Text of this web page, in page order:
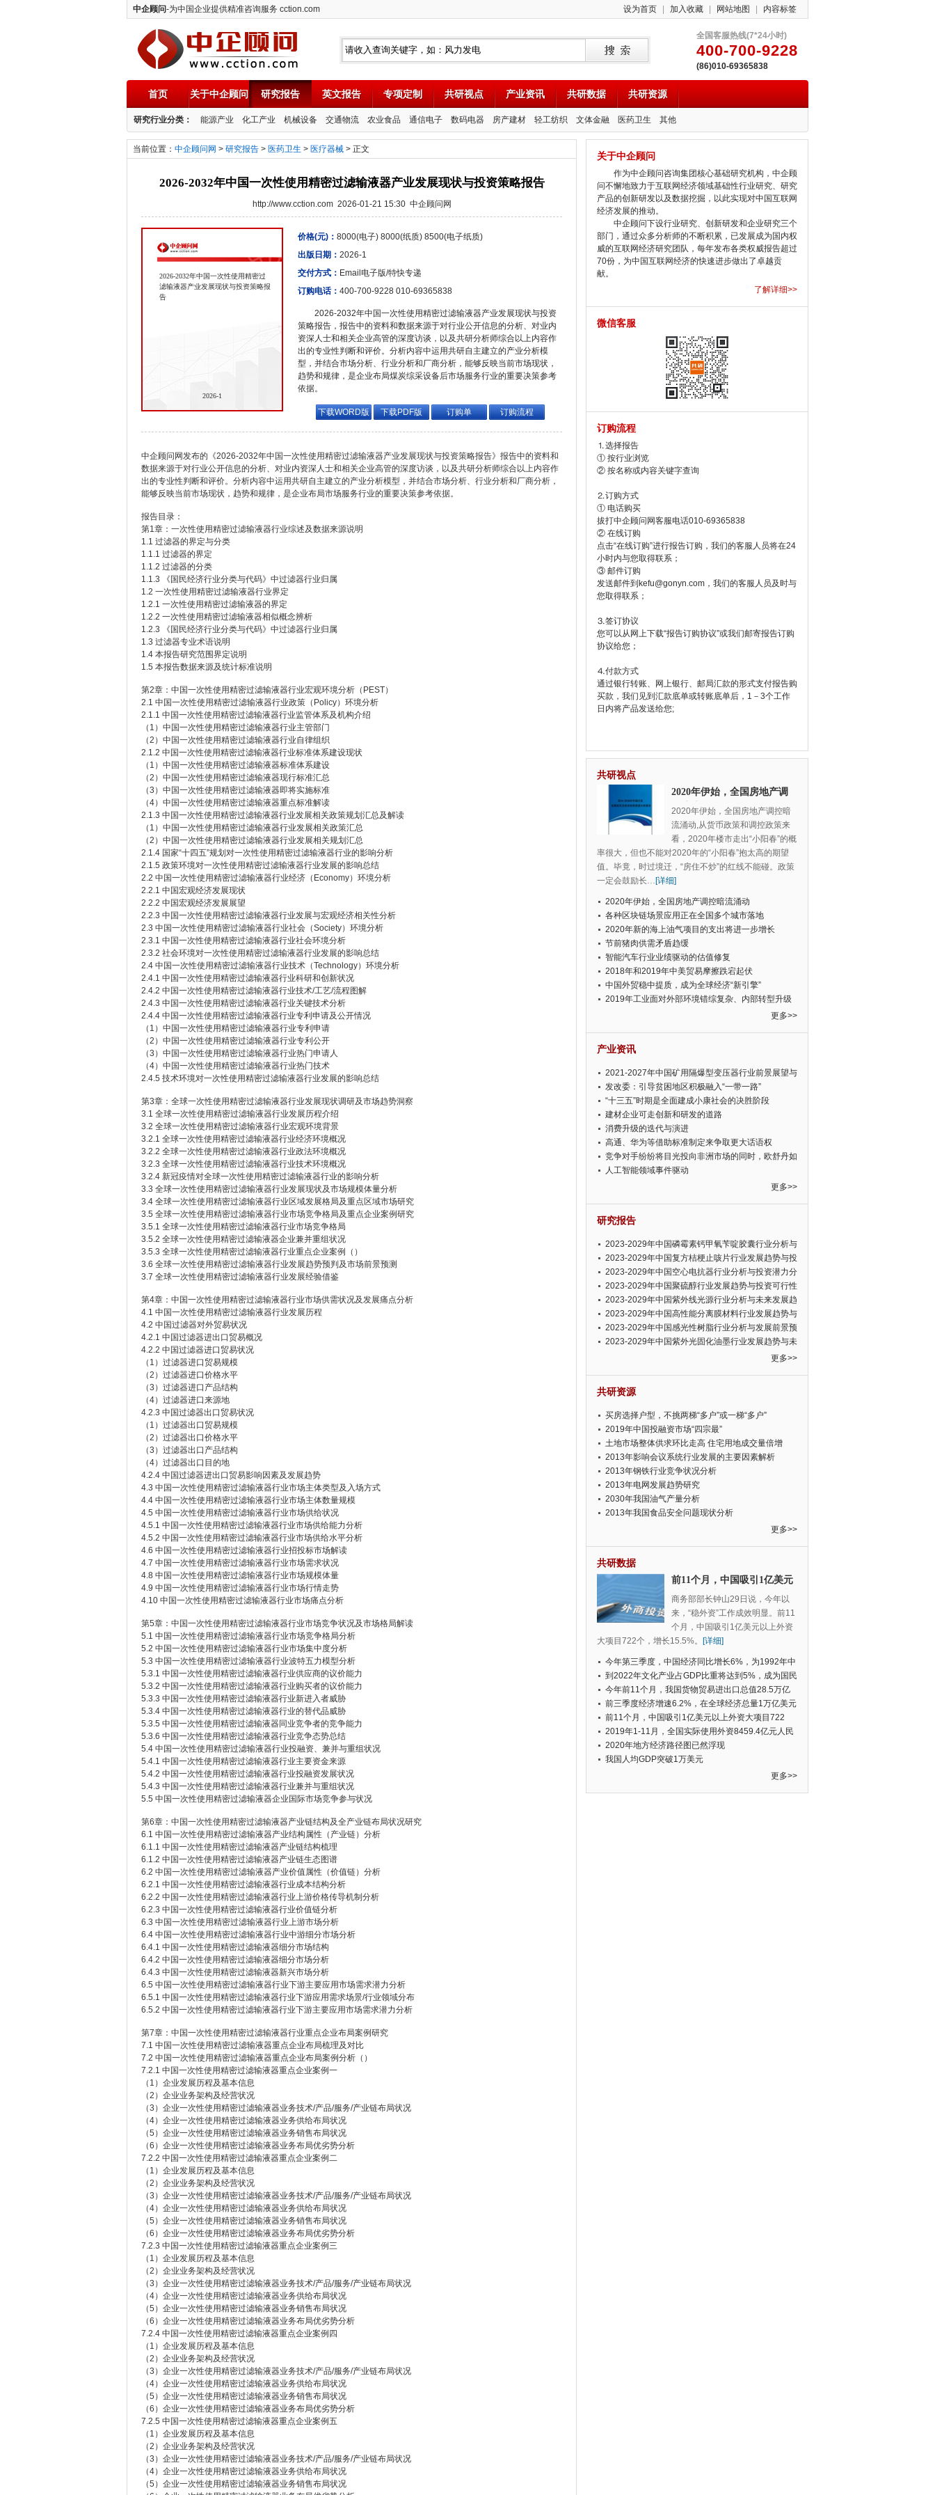
中企顾问-为中国企业提供精准咨询服务 cction.com 设为首页 加入收藏 网站地图 内容标签
中企顾问
全国客服热线(7*24小时)
400-700-9228
(86)010-69365838
首页 关于中企顾问 研究报告 英文报告 专项定制 共研视点 产业资讯 共研数据 共研资源
研究行业分类： 能源产业 化工产业 机械设备 交通物流 农业食品 通信电子 数码电器 房产建材 轻工纺织 文体金融 医药卫生 其他
当前位置： 中企顾问网 > 研究报告 > 医药卫生 > 医疗器械 > 正文
2026-2032年中国一次性使用精密过滤输液器产业发展现状与投资策略报告
http://www.cction.com 2026-01-21 15:30 中企顾问网
2026-2032年中国一次性使用精密过
滤输液器产业发展现状与投资策略报
告
2026-1
价格(元)： 8000(电子) 8000(纸质) 8500(电子纸质)
出版日期： 2026-1
交付方式： Email电子版/特快专递
订购电话： 400-700-9228 010-69365838
2026-2032年中国一次性使用精密过滤输液器产业发展现状与投资
策略报告，报告中的资料和数据来源于对行业公开信息的分析、对业内
资深人士和相关企业高管的深度访谈，以及共研分析师综合以上内容作
出的专业性判断和评价。分析内容中运用共研自主建立的产业分析模
型，并结合市场分析、行业分析和厂商分析，能够反映当前市场现状，
趋势和规律，是企业布局煤炭综采设备后市场服务行业的重要决策参考
依据。
下载WORD版 下载PDF版 订购单 订购流程
中企顾问网发布的《2026-2032年中国一次性使用精密过滤输液器产业发展现状与投资策略报告》报告中的资料和
数据来源于对行业公开信息的分析、对业内资深人士和相关企业高管的深度访谈，以及共研分析师综合以上内容作
出的专业性判断和评价。分析内容中运用共研自主建立的产业分析模型，并结合市场分析、行业分析和厂商分析，
能够反映当前市场现状，趋势和规律，是企业布局市场服务行业的重要决策参考依据。
报告目录：
第1章：一次性使用精密过滤输液器行业综述及数据来源说明
1.1 过滤器的界定与分类
1.1.1 过滤器的界定
1.1.2 过滤器的分类
1.1.3 《国民经济行业分类与代码》中过滤器行业归属
1.2 一次性使用精密过滤输液器行业界定
1.2.1 一次性使用精密过滤输液器的界定
1.2.2 一次性使用精密过滤输液器相似概念辨析
1.2.3 《国民经济行业分类与代码》中过滤器行业归属
1.3 过滤器专业术语说明
1.4 本报告研究范围界定说明
1.5 本报告数据来源及统计标准说明
第2章：中国一次性使用精密过滤输液器行业宏观环境分析（PEST）
2.1 中国一次性使用精密过滤输液器行业政策（Policy）环境分析
2.1.1 中国一次性使用精密过滤输液器行业监管体系及机构介绍
（1）中国一次性使用精密过滤输液器行业主管部门
（2）中国一次性使用精密过滤输液器行业自律组织
2.1.2 中国一次性使用精密过滤输液器行业标准体系建设现状
（1）中国一次性使用精密过滤输液器标准体系建设
（2）中国一次性使用精密过滤输液器现行标准汇总
（3）中国一次性使用精密过滤输液器即将实施标准
（4）中国一次性使用精密过滤输液器重点标准解读
2.1.3 中国一次性使用精密过滤输液器行业发展相关政策规划汇总及解读
（1）中国一次性使用精密过滤输液器行业发展相关政策汇总
（2）中国一次性使用精密过滤输液器行业发展相关规划汇总
2.1.4 国家“十四五”规划对一次性使用精密过滤输液器行业的影响分析
2.1.5 政策环境对一次性使用精密过滤输液器行业发展的影响总结
2.2 中国一次性使用精密过滤输液器行业经济（Economy）环境分析
2.2.1 中国宏观经济发展现状
2.2.2 中国宏观经济发展展望
2.2.3 中国一次性使用精密过滤输液器行业发展与宏观经济相关性分析
2.3 中国一次性使用精密过滤输液器行业社会（Society）环境分析
2.3.1 中国一次性使用精密过滤输液器行业社会环境分析
2.3.2 社会环境对一次性使用精密过滤输液器行业发展的影响总结
2.4 中国一次性使用精密过滤输液器行业技术（Technology）环境分析
2.4.1 中国一次性使用精密过滤输液器行业科研和创新状况
2.4.2 中国一次性使用精密过滤输液器行业技术/工艺/流程图解
2.4.3 中国一次性使用精密过滤输液器行业关键技术分析
2.4.4 中国一次性使用精密过滤输液器行业专利申请及公开情况
（1）中国一次性使用精密过滤输液器行业专利申请
（2）中国一次性使用精密过滤输液器行业专利公开
（3）中国一次性使用精密过滤输液器行业热门申请人
（4）中国一次性使用精密过滤输液器行业热门技术
2.4.5 技术环境对一次性使用精密过滤输液器行业发展的影响总结
第3章：全球一次性使用精密过滤输液器行业发展现状调研及市场趋势洞察
3.1 全球一次性使用精密过滤输液器行业发展历程介绍
3.2 全球一次性使用精密过滤输液器行业宏观环境背景
3.2.1 全球一次性使用精密过滤输液器行业经济环境概况
3.2.2 全球一次性使用精密过滤输液器行业政法环境概况
3.2.3 全球一次性使用精密过滤输液器行业技术环境概况
3.2.4 新冠疫情对全球一次性使用精密过滤输液器行业的影响分析
3.3 全球一次性使用精密过滤输液器行业发展现状及市场规模体量分析
3.4 全球一次性使用精密过滤输液器行业区域发展格局及重点区域市场研究
3.5 全球一次性使用精密过滤输液器行业市场竞争格局及重点企业案例研究
3.5.1 全球一次性使用精密过滤输液器行业市场竞争格局
3.5.2 全球一次性使用精密过滤输液器企业兼并重组状况
3.5.3 全球一次性使用精密过滤输液器行业重点企业案例（）
3.6 全球一次性使用精密过滤输液器行业发展趋势预判及市场前景预测
3.7 全球一次性使用精密过滤输液器行业发展经验借鉴
第4章：中国一次性使用精密过滤输液器行业市场供需状况及发展痛点分析
4.1 中国一次性使用精密过滤输液器行业发展历程
4.2 中国过滤器对外贸易状况
4.2.1 中国过滤器进出口贸易概况
4.2.2 中国过滤器进口贸易状况
（1）过滤器进口贸易规模
（2）过滤器进口价格水平
（3）过滤器进口产品结构
（4）过滤器进口来源地
4.2.3 中国过滤器出口贸易状况
（1）过滤器出口贸易规模
（2）过滤器出口价格水平
（3）过滤器出口产品结构
（4）过滤器出口目的地
4.2.4 中国过滤器进出口贸易影响因素及发展趋势
4.3 中国一次性使用精密过滤输液器行业市场主体类型及入场方式
4.4 中国一次性使用精密过滤输液器行业市场主体数量规模
4.5 中国一次性使用精密过滤输液器行业市场供给状况
4.5.1 中国一次性使用精密过滤输液器行业市场供给能力分析
4.5.2 中国一次性使用精密过滤输液器行业市场供给水平分析
4.6 中国一次性使用精密过滤输液器行业招投标市场解读
4.7 中国一次性使用精密过滤输液器行业市场需求状况
4.8 中国一次性使用精密过滤输液器行业市场规模体量
4.9 中国一次性使用精密过滤输液器行业市场行情走势
4.10 中国一次性使用精密过滤输液器行业市场痛点分析
第5章：中国一次性使用精密过滤输液器行业市场竞争状况及市场格局解读
5.1 中国一次性使用精密过滤输液器行业市场竞争格局分析
5.2 中国一次性使用精密过滤输液器行业市场集中度分析
5.3 中国一次性使用精密过滤输液器行业波特五力模型分析
5.3.1 中国一次性使用精密过滤输液器行业供应商的议价能力
5.3.2 中国一次性使用精密过滤输液器行业购买者的议价能力
5.3.3 中国一次性使用精密过滤输液器行业新进入者威胁
5.3.4 中国一次性使用精密过滤输液器行业的替代品威胁
5.3.5 中国一次性使用精密过滤输液器同业竞争者的竞争能力
5.3.6 中国一次性使用精密过滤输液器行业竞争态势总结
5.4 中国一次性使用精密过滤输液器行业投融资、兼并与重组状况
5.4.1 中国一次性使用精密过滤输液器行业主要资金来源
5.4.2 中国一次性使用精密过滤输液器行业投融资发展状况
5.4.3 中国一次性使用精密过滤输液器行业兼并与重组状况
5.5 中国一次性使用精密过滤输液器企业国际市场竞争参与状况
第6章：中国一次性使用精密过滤输液器产业链结构及全产业链布局状况研究
6.1 中国一次性使用精密过滤输液器产业结构属性（产业链）分析
6.1.1 中国一次性使用精密过滤输液器产业链结构梳理
6.1.2 中国一次性使用精密过滤输液器产业链生态图谱
6.2 中国一次性使用精密过滤输液器产业价值属性（价值链）分析
6.2.1 中国一次性使用精密过滤输液器行业成本结构分析
6.2.2 中国一次性使用精密过滤输液器行业上游价格传导机制分析
6.2.3 中国一次性使用精密过滤输液器行业价值链分析
6.3 中国一次性使用精密过滤输液器行业上游市场分析
6.4 中国一次性使用精密过滤输液器行业中游细分市场分析
6.4.1 中国一次性使用精密过滤输液器细分市场结构
6.4.2 中国一次性使用精密过滤输液器细分市场分析
6.4.3 中国一次性使用精密过滤输液器新兴市场分析
6.5 中国一次性使用精密过滤输液器行业下游主要应用市场需求潜力分析
6.5.1 中国一次性使用精密过滤输液器行业下游应用需求场景/行业领域分布
6.5.2 中国一次性使用精密过滤输液器行业下游主要应用市场需求潜力分析
第7章：中国一次性使用精密过滤输液器行业重点企业布局案例研究
7.1 中国一次性使用精密过滤输液器重点企业布局梳理及对比
7.2 中国一次性使用精密过滤输液器重点企业布局案例分析（）
7.2.1 中国一次性使用精密过滤输液器重点企业案例一
（1）企业发展历程及基本信息
（2）企业业务架构及经营状况
（3）企业一次性使用精密过滤输液器业务技术/产品/服务/产业链布局状况
（4）企业一次性使用精密过滤输液器业务供给布局状况
（5）企业一次性使用精密过滤输液器业务销售布局状况
（6）企业一次性使用精密过滤输液器业务布局优劣势分析
7.2.2 中国一次性使用精密过滤输液器重点企业案例二
（1）企业发展历程及基本信息
（2）企业业务架构及经营状况
（3）企业一次性使用精密过滤输液器业务技术/产品/服务/产业链布局状况
（4）企业一次性使用精密过滤输液器业务供给布局状况
（5）企业一次性使用精密过滤输液器业务销售布局状况
（6）企业一次性使用精密过滤输液器业务布局优劣势分析
7.2.3 中国一次性使用精密过滤输液器重点企业案例三
（1）企业发展历程及基本信息
（2）企业业务架构及经营状况
（3）企业一次性使用精密过滤输液器业务技术/产品/服务/产业链布局状况
（4）企业一次性使用精密过滤输液器业务供给布局状况
（5）企业一次性使用精密过滤输液器业务销售布局状况
（6）企业一次性使用精密过滤输液器业务布局优劣势分析
7.2.4 中国一次性使用精密过滤输液器重点企业案例四
（1）企业发展历程及基本信息
（2）企业业务架构及经营状况
（3）企业一次性使用精密过滤输液器业务技术/产品/服务/产业链布局状况
（4）企业一次性使用精密过滤输液器业务供给布局状况
（5）企业一次性使用精密过滤输液器业务销售布局状况
（6）企业一次性使用精密过滤输液器业务布局优劣势分析
7.2.5 中国一次性使用精密过滤输液器重点企业案例五
（1）企业发展历程及基本信息
（2）企业业务架构及经营状况
（3）企业一次性使用精密过滤输液器业务技术/产品/服务/产业链布局状况
（4）企业一次性使用精密过滤输液器业务供给布局状况
（5）企业一次性使用精密过滤输液器业务销售布局状况
关于中企顾问
作为中企顾问咨询集团核心基础研究机构，中企顾
问不懈地致力于互联网经济领域基础性行业研究、研究
产品的创新研发以及数据挖掘，以此实现对中国互联网
经济发展的推动。
中企顾问下设行业研究、创新研发和企业研究三个
部门，通过众多分析师的不断积累，已发展成为国内权
威的互联网经济研究团队，每年发布各类权威报告超过
70份，为中国互联网经济的快速进步做出了卓越贡
献。
了解详细>>
微信客服
订购流程
⒈选择报告
① 按行业浏览
② 按名称或内容关键字查询
⒉订购方式
① 电话购买
拔打中企顾问网客服电话010-69365838
② 在线订购
点击“在线订购”进行报告订购，我们的客服人员将在24
小时内与您取得联系；
③ 邮件订购
发送邮件到kefu@gonyn.com，我们的客服人员及时与
您取得联系；
⒊签订协议
您可以从网上下载“报告订购协议”或我们邮寄报告订购
协议给您；
⒋付款方式
通过银行转账、网上银行、邮局汇款的形式支付报告购
买款，我们见到汇款底单或转账底单后，1－3个工作
日内将产品发送给您;
共研视点
2020年伊始，全国房地产调
控暗流涌动
2020年伊始，全国房地产调控暗
流涌动,从货币政策和调控政策来
看，2020年楼市走出“小阳春”的概
率很大，但也不能对2020年的“小阳春”抱太高的期望
值。毕竟，时过境迁，“房住不炒”的红线不能碰。政策
一定会鼓励长…[详细]
2020年伊始，全国房地产调控暗流涌动
各种区块链场景应用正在全国多个城市落地
2020年新的海上油气项目的支出将进一步增长
节前猪肉供需矛盾趋缓
智能汽车行业业绩驱动的估值修复
2018年和2019年中美贸易摩擦跌宕起伏
中国外贸稳中提质，成为全球经济“新引擎”
2019年工业面对外部环境错综复杂、内部转型升级
更多>>
产业资讯
2021-2027年中国矿用隔爆型变压器行业前景展望与
投资前景预测报告
发改委：引导贫困地区积极融入“一带一路”
“十三五”时期是全面建成小康社会的决胜阶段
建材企业可走创新和研发的道路
消费升级的迭代与演进
高通、华为等借助标准制定来争取更大话语权
竞争对手纷纷将目光投向非洲市场的同时，欧舒丹如
此淡定，难道就真的不怕丧失先机吗?
人工智能领域事件驱动
更多>>
研究报告
2023-2029年中国磷霉素钙甲氧苄啶胶囊行业分析与
投资可行性报告
2023-2029年中国复方桔梗止咳片行业发展趋势与投
资潜力分析报告
2023-2029年中国空心电抗器行业分析与投资潜力分
析报告
2023-2029年中国聚硫醇行业发展趋势与投资可行性
报告
2023-2029年中国紫外线光源行业分析与未来发展趋
势报告
2023-2029年中国高性能分离膜材料行业发展趋势与
发展前景预测报告
2023-2029年中国感光性树脂行业分析与发展前景预
测报告
2023-2029年中国紫外光固化油墨行业发展趋势与未
更多>>
共研资源
买房选择户型，不挑两梯“多户”或一梯“多户”
2019年中国投融资市场“四宗最”
土地市场整体供求环比走高 住宅用地成交量倍增
2013年影响会议系统行业发展的主要因素解析
2013年钢铁行业竞争状况分析
2013年电网发展趋势研究
2030年我国油气产量分析
2013年我国食品安全问题现状分析
更多>>
共研数据
前11个月，中国吸引1亿美元
以上外资大项目722个，增长
15.5%
商务部部长钟山29日说，今年以
来，“稳外资”工作成效明显。前11
个月，中国吸引1亿美元以上外资
大项目722个，增长15.5%。 [详细]
今年第三季度，中国经济同比增长6%，为1992年中
国有季度数据以来的新低
到2022年文化产业占GDP比重将达到5%，成为国民
经济支柱产业
今年前11个月，我国货物贸易进出口总值28.5万亿
元人民币，比去年同期增长2.4%
前三季度经济增速6.2%，在全球经济总量1万亿美元
以上的经济体中增速最快
前11个月，中国吸引1亿美元以上外资大项目722
个，增长15.5%
2019年1-11月，全国实际使用外资8459.4亿元人民
币，同比增长6.0%
2020年地方经济路径图已然浮现
我国人均GDP突破1万美元
更多>>